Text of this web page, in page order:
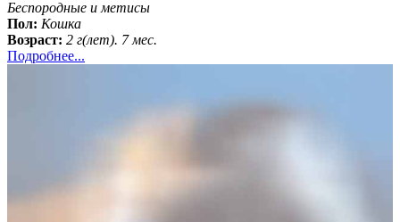
Беспородные и метисы
Пол: Кошка
Возраст: 2 г(лет). 7 мес.
Подробнее...